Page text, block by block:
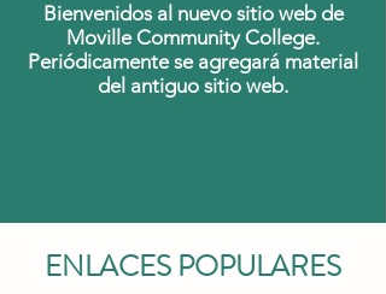
Bienvenidos al nuevo sitio web de
Moville Community College.
Periódicamente se agregará material
del antiguo sitio web.
ENLACES POPULARES